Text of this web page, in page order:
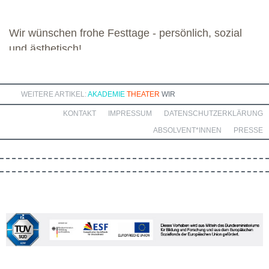
Wir wünschen frohe Festtage - persönlich, sozial
und ästhetisch!
WEITERE ARTIKEL: AKADEMIE THEATER WIR
DATENSCHUTZERKLÄRUNG
IMPRESSUM
KONTAKT
PRESSE
ABSOLVENT*INNEN